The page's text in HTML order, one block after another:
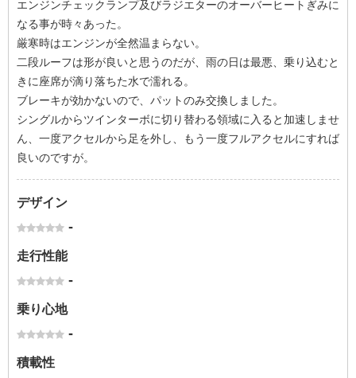
エンジンチェックランプ及びラジエターのオーバーヒートぎみに
なる事が時々あった。
厳寒時はエンジンが全然温まらない。
二段ルーフは形が良いと思うのだが、雨の日は最悪、乗り込むと
きに座席が滴り落ちた水で濡れる。
ブレーキが効かないので、パットのみ交換しました。
シングルからツインターボに切り替わる領域に入ると加速しませ
ん、一度アクセルから足を外し、もう一度フルアクセルにすれば
良いのですが。
デザイン
-
走行性能
-
乗り心地
-
積載性